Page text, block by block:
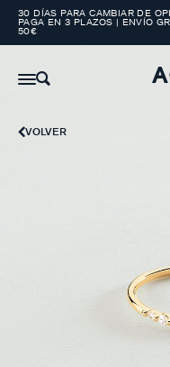
30 DÍAS PARA CAMBIAR DE
PAGA EN 3 PLAZOS | ENVÍO
50€
VOLVER